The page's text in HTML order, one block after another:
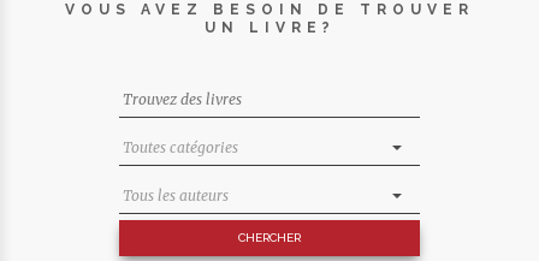
VOUS AVEZ BESOIN DE TROUVER
UN LIVRE?